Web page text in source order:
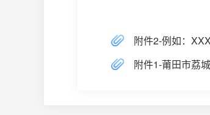
附件2-例如：
附件1-莆田市荔